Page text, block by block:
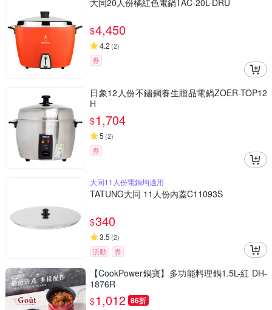
大同20人份橘紅色電鍋TAC-20L-DRU
$4,450
4.2 (2)
券
日象12人份不鏽鋼養生贈品電鍋ZOER-TOP12
H
$1,704
5 (2)
券
大同11人份電鍋均適用
TATUNG大同 11人份內蓋C11093S
$340
3.5 (2)
活動 券
【CookPower鍋寶】多功能料理鍋1.5L-紅 DH-
1876R
$1,012 86折